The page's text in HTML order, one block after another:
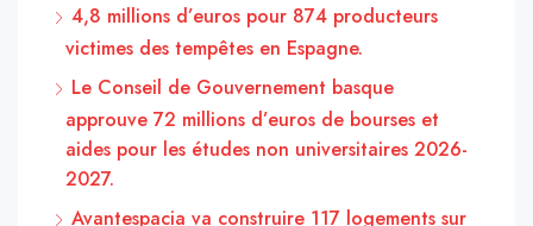
4,8 millions d’euros pour 874 producteurs
victimes des tempêtes en Espagne.
Le Conseil de Gouvernement basque
approuve 72 millions d’euros de bourses et
aides pour les études non universitaires 2026-
2027.
Avantespacia va construire 117 logements sur